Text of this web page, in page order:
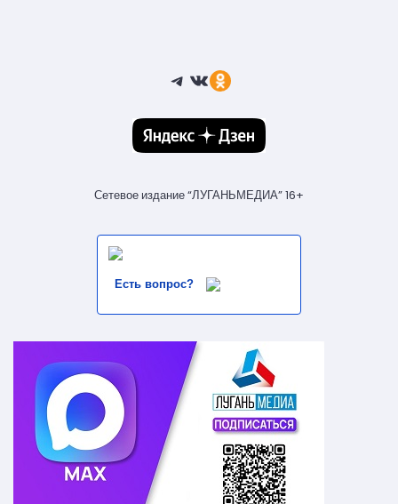
Telegram
ВКонтакте
Ссылка
Сетевое издание “ЛУГАНЬМЕДИА” 16+
Есть вопрос?